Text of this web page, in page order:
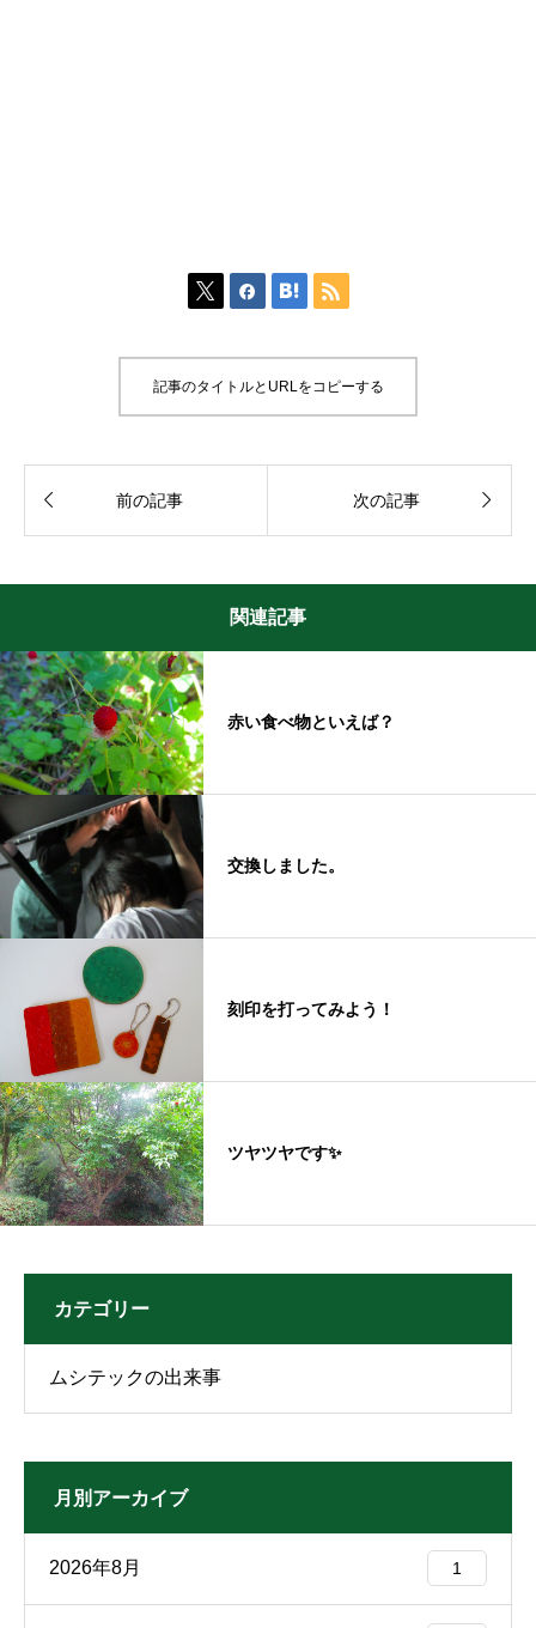
   
記事のタイトルとURLをコピーする
 前の記事 次の記事 
関連記事
赤い食べ物といえば？
交換しました。
刻印を打ってみよう！
ツヤツヤです✨
カテゴリー
ムシテックの出来事
月別アーカイブ
2026年8月 1